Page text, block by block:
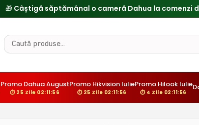
🎁 Câștigă săptămânal o cameră Dahua la comenzi
Promo Dahua August
⏱ 25 Zile 02:11:56
Promo Hikvision Iulie
⏱ 25 Zile 02:11:56
Promo Hilook Iulie
⏱ 4 Zile 02:11:56